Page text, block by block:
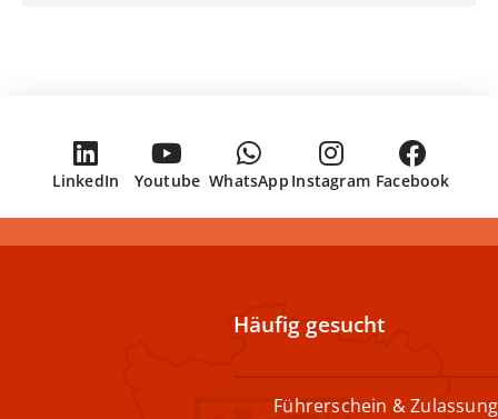
Facebook
Instagram
WhatsApp
Youtube
LinkedIn
Häufig gesucht
Führerschein & Zulassung